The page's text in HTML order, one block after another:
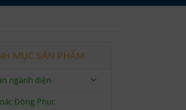
MỤC SẢN PHẨM
ngành điện
Đồng Phục